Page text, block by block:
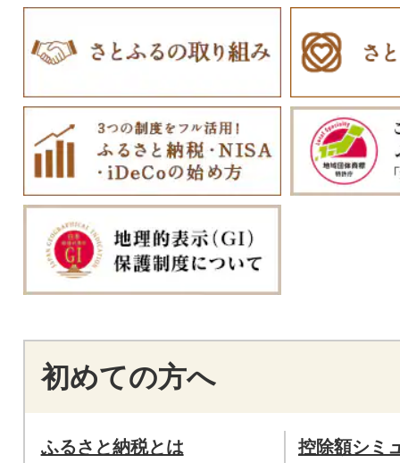
初めての方へ
ふるさと納税とは 控除額シミ